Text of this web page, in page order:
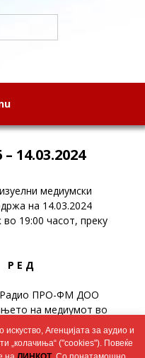
14.03.2024
медиумски
на 14.03.2024
19:00 часот, преку
Р Е Д
Радио ПРО-ФМ ДОО
на медиумот во
за одземање
Агенцијата за аудио и
„колачиња“ ("cookies"). Повеќе